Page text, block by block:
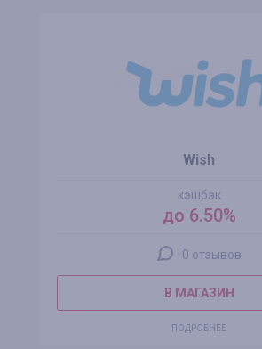
Wish
кэшбэк
до 6.50%
0 отзывов
В МАГАЗИН
ПОДРОБНЕЕ